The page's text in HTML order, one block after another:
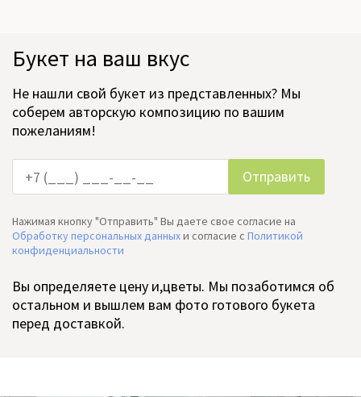
Букет на ваш вкус
Не нашли свой букет из представленных? Мы
соберем авторскую композицию по вашим
пожеланиям!
Нажимая кнопку "Отправить" Вы даете свое согласие на
Обработку персональных данныхи согласие c Политикой
конфиденциальности
Вы определяете цену и,цветы. Мы позаботимся об
остальном и вышлем вам фото готового букета
перед доставкой.